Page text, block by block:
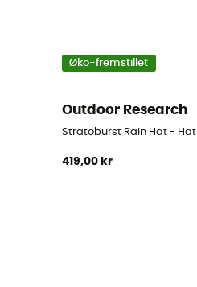
Øko-fremstillet
Outdoor Research
Stratoburst Rain Hat - Hat
419,00 kr